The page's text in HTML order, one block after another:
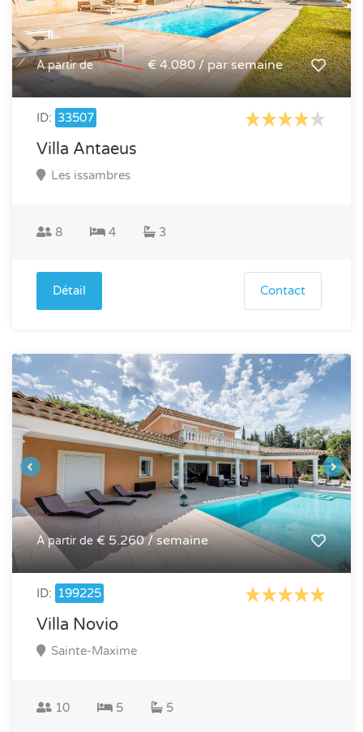
À partir de € 4.800€ 4.080 / par semaine
ID: 33507
Villa Antaeus
Les issambres
8 4 3
Détail Contact
À partir de € 5.260 / semaine
ID: 199225
Villa Novio
Sainte-Maxime
10 5 5